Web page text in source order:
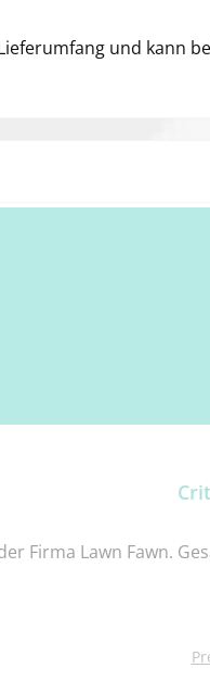
und kann
Firma Lawn Fawn.